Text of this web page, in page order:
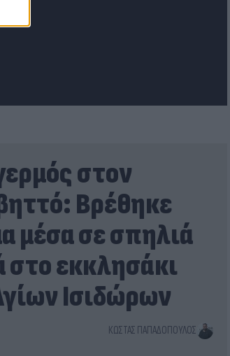
στον
Βρέθηκε
μέσα σε σπηλιά
στο εκκλησάκι
Ισιδώρων
ΚΏΣΤΑΣ ΠΑΠΑΔΌΠΟΥΛΟΣ